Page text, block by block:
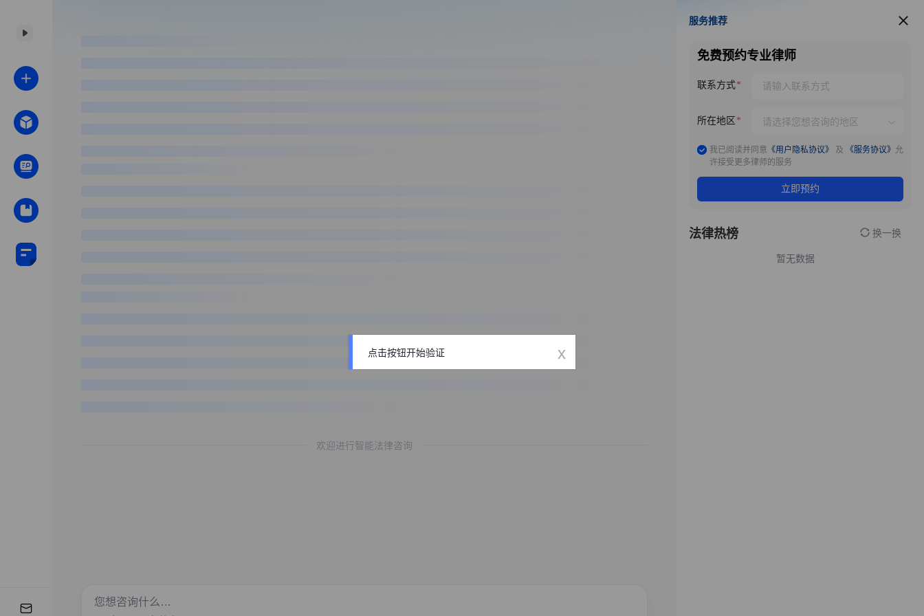
欢迎进行智能法律咨询
服务推荐
服务推荐
免费预约专业律师
联系方式
所在地区
我已阅读并同意 《用户隐私协议》 及 《服务协议》 允
许接受更多律师的服务
立即预约
法律热榜 换一换
暂无数据
点击按钮开始验证 x